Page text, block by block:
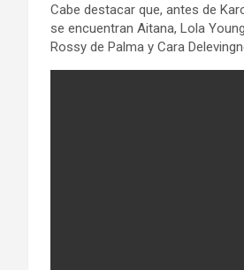
Cabe destacar que, antes de
se encuentran Aitana, Lola
Rossy de Palma y Cara